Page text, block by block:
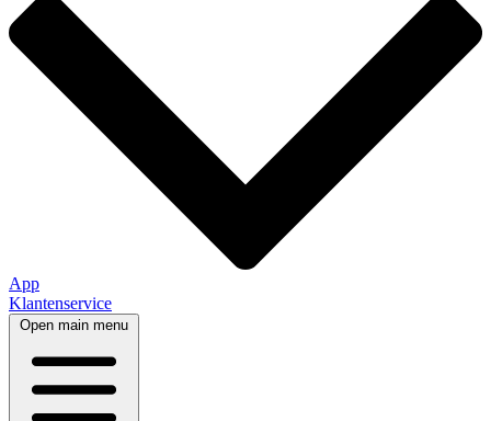
App
Klantenservice
Open main menu